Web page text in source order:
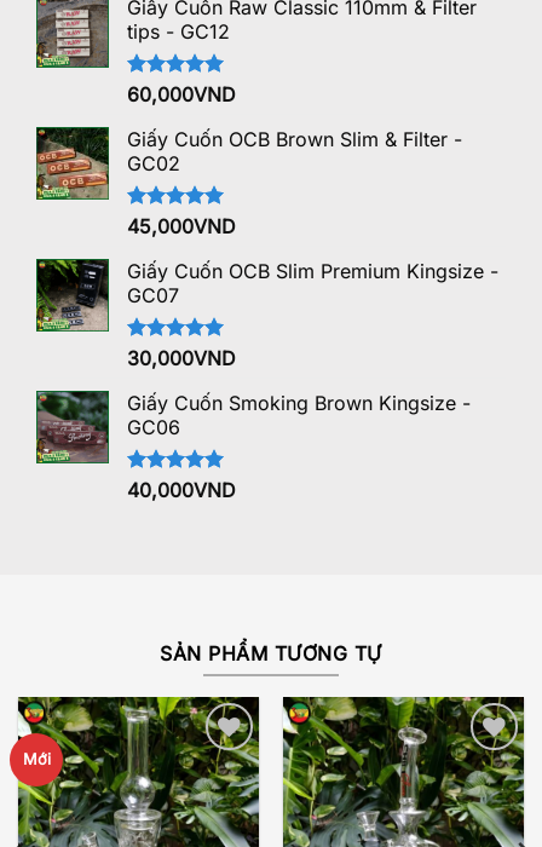
Giấy Cuốn Raw Classic 110mm & Filter
tips - GC12
Được xếp
hạng
5 sao
60,000VND
Giấy Cuốn OCB Brown Slim & Filter -
GC02
Được xếp
hạng
5 sao
45,000VND
Giấy Cuốn OCB Slim Premium Kingsize -
GC07
Được xếp
hạng
5 sao
30,000VND
Giấy Cuốn Smoking Brown Kingsize -
GC06
Được xếp
hạng
40,000VND
SẢN PHẨM TƯƠNG TỰ
Mới
Add to
wishlist
Add to
wishlist